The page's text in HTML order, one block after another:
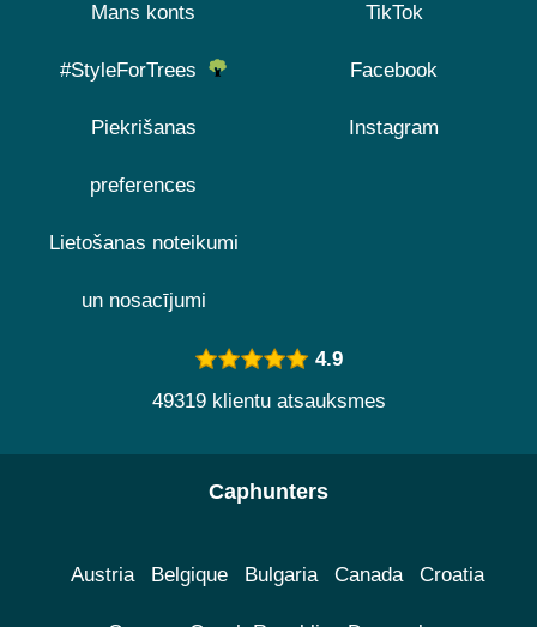
Mans konts
#StyleForTrees
Piekrišanas
preferences
Lietošanas noteikumi
un nosacījumi
TikTok
Facebook
Instagram
4.9
49319 klientu atsauksmes
Caphunters
Austria Belgique Bulgaria Canada Croatia